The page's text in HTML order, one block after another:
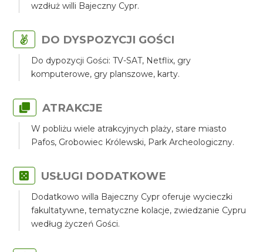
wzdłuż willi Bajeczny Cypr.
DO DYSPOZYCJI GOŚCI
Do dypozycji Gości: TV-SAT, Netflix, gry
komputerowe, gry planszowe, karty.
ATRAKCJE
W pobliżu wiele atrakcyjnych plaży, stare miasto
Pafos, Grobowiec Królewski, Park Archeologiczny.
USŁUGI DODATKOWE
Dodatkowo willa Bajeczny Cypr oferuje wycieczki
fakultatywne, tematyczne kolacje, zwiedzanie Cypru
według życzeń Gości.